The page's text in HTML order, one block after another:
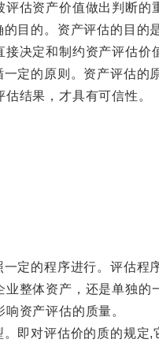
估资产价值做出判断的
的。资产评估的目的是
决定和制约资产评估价
的原则。资产评估的原
结果，才具有可信性。
的程序进行。评估程序
业整体资产，还是单独
资产评估的质量。
对评估价的质的规定,